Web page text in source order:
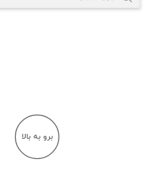
برو به بالا